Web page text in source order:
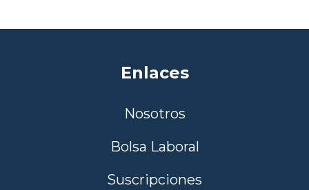
Enlaces
Nosotros
Bolsa Laboral
Suscripciones